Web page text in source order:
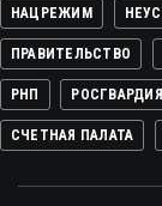
НАЦРЕЖИМ
ПРАВИТЕЛЬСТВО
РНП РОСГВАРДИЯ
СЧЕТНАЯ ПАЛАТА